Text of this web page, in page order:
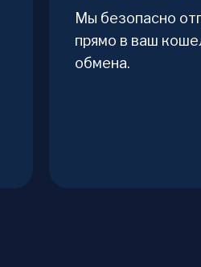
Мы безопасно
прямо в ваш
обмена.